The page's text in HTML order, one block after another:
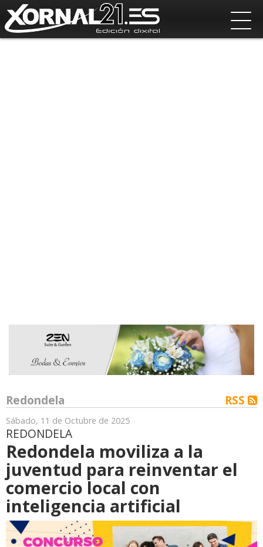
Redondela RSS
Sábado, 11 de Octubre de 2025
REDONDELA
Redondela moviliza a la
juventud para reinventar el
comercio local con
inteligencia artificial